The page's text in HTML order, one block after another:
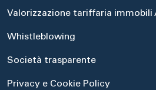
Valorizzazione tariffaria immobili
Whistleblowing
Società trasparente
Privacy e Cookie Policy